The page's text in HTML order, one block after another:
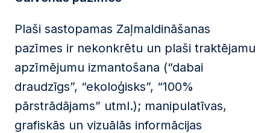
Plaši sastopamas Zaļmaldināšanas
pazīmes ir nekonkrētu un plaši traktējamu
apzīmējumu izmantošana (“dabai
draudzīgs”, “ekoloģisks”, “100%
pārstrādājams” utml.); manipulatīvas,
grafiskās un vizuālās informācijas